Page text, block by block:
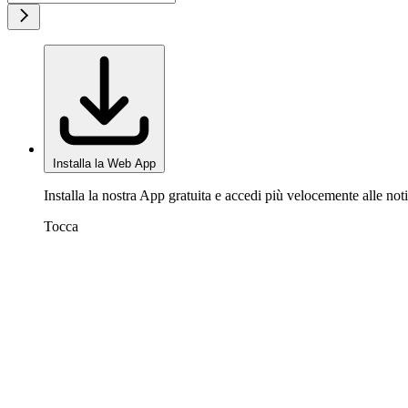
Installa la Web App
Installa la nostra App gratuita e accedi più velocemente alle
Tocca